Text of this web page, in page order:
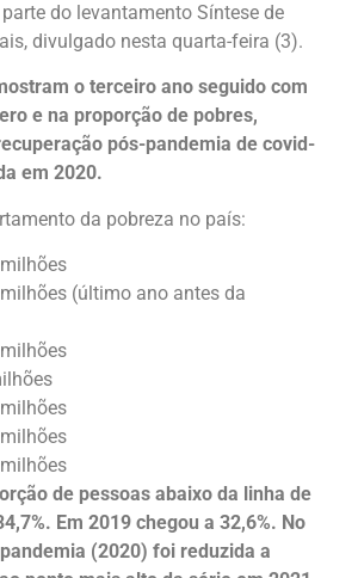
do levantamento Síntese de
divulgado nesta quarta-feira (3).
o terceiro ano seguido com
e na proporção de pobres,
pós-pandemia de covid-
em 2020.
da pobreza no país:
(último ano antes da
de pessoas abaixo da linha de
Em 2019 chegou a 32,6%. No
(2020) foi reduzida a